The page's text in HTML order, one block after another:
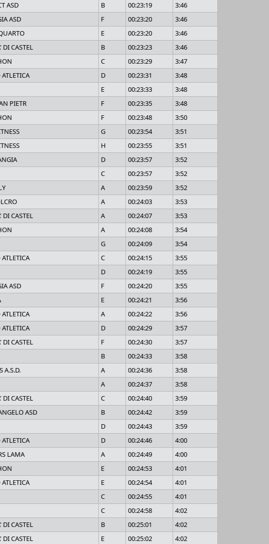
ASD B 00:23:19
3:46
ASD F 00:23:20
3:46
E 00:23:20
3:46
DI CASTEL B 00:23:23
3:46
C 00:23:29
3:47
D 00:23:31
3:48
E 00:23:33
3:48
PIETR F 00:23:35
3:48
F 00:23:48
3:50
G 00:23:54
3:51
H 00:23:55
3:51
D 00:23:57
3:52
C 00:23:57
3:52
A 00:23:59
3:52
A 00:24:03
3:53
DI CASTEL A 00:24:07
3:53
A 00:24:08
3:54
G 00:24:09
3:54
C 00:24:15
3:55
D 00:24:19
3:55
ASD F 00:24:20
3:55
E 00:24:21
3:56
A 00:24:22
3:56
D 00:24:29
3:57
DI CASTEL F 00:24:30
3:57
B 00:24:33
3:58
A.S.D. A 00:24:36
3:58
A 00:24:37
3:58
DI CASTEL C 00:24:40
3:59
ASD B 00:24:42
3:59
D 00:24:43
3:59
D 00:24:46
4:00
LAMA A 00:24:49
4:00
E 00:24:53
4:01
E 00:24:54
4:01
C 00:24:55
4:01
C 00:24:58
4:02
DI CASTEL B 00:25:01
4:02
DI CASTEL E 00:25:02
4:02